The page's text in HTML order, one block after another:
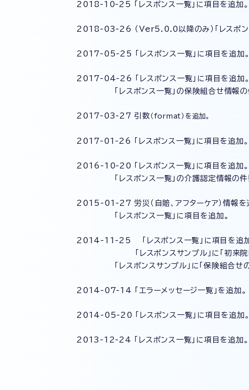
2018-10-25 「レスポンス一覧」に項目を追加。
2018-03-26 （Ver5.0.0以降のみ）「レスポン
2017-05-25 「レスポンス一覧」に項目を追加。
2017-04-26 「レスポンス一覧」に項目を追加。
「レスポンス一覧」の保険組合せ情報の
2017-03-27 引数 （format）を追加。
2017-01-26 「レスポンス一覧」に項目を追加。
2016-10-20 「レスポンス一覧」に項目を追加。
「レスポンス一覧」の介護認定情報の件
2015-01-27 労災（自賠、アフターケア）情報を
「レスポンス一覧」に項目を追加。
2014-11-25 「レスポンス一覧」に項目を追加
「レスポンスサンプル」に「初来院日、
「レスポンスサンプル」に「保険組合せの負
2014-07-14 「エラーメッセージ一覧」を追加。
2014-05-20 「レスポンス一覧」に項目を追加。
2013-12-24 「レスポンス一覧」に項目を追加。